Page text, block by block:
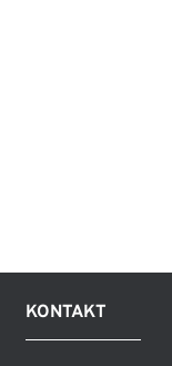
KONTAKT